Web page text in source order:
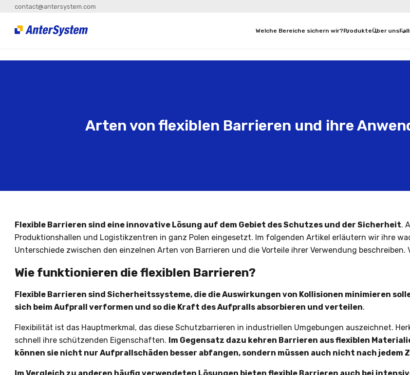
contact@antersystem.com
Welche Bereiche sichern wir?ProdukteÜber uns
Arten von flexiblen Barrieren und ihre
Flexible Barrieren sind eine innovative Lösung auf dem Gebiet des Schutzes und der Sicherheit.
Produktionshallen und Logistikzentren in ganz Polen eingesetzt. Im folgenden Artikel erläutern wir ihre
Unterschiede zwischen den einzelnen Arten von Barrieren und die Vorteile ihrer Verwendung beschreiben.
Wie funktionieren die flexiblen Barrieren?
Flexible Barrieren sind Sicherheitssysteme, die die Auswirkungen von Kollisionen minimieren
sich beim Aufprall verformen und so die Kraft des Aufpralls absorbieren und verteilen.
Flexibilität ist das Hauptmerkmal, das diese Schutzbarrieren in industriellen Umgebungen auszeichnet.
schnell ihre schützenden Eigenschaften. Im Gegensatz dazu kehren Barrieren aus flexiblen
können sie nicht nur Aufprallschäden besser abfangen, sondern müssen auch nicht nach